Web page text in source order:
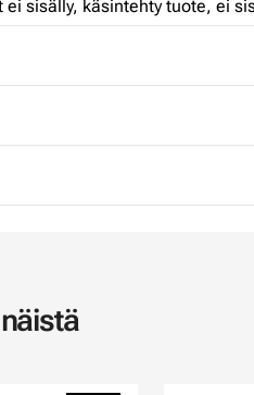
ei sisälly, käsintehty tuote, ei